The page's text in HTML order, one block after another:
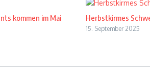
kommen im Mai
Herbstkirmes
15. September 2025